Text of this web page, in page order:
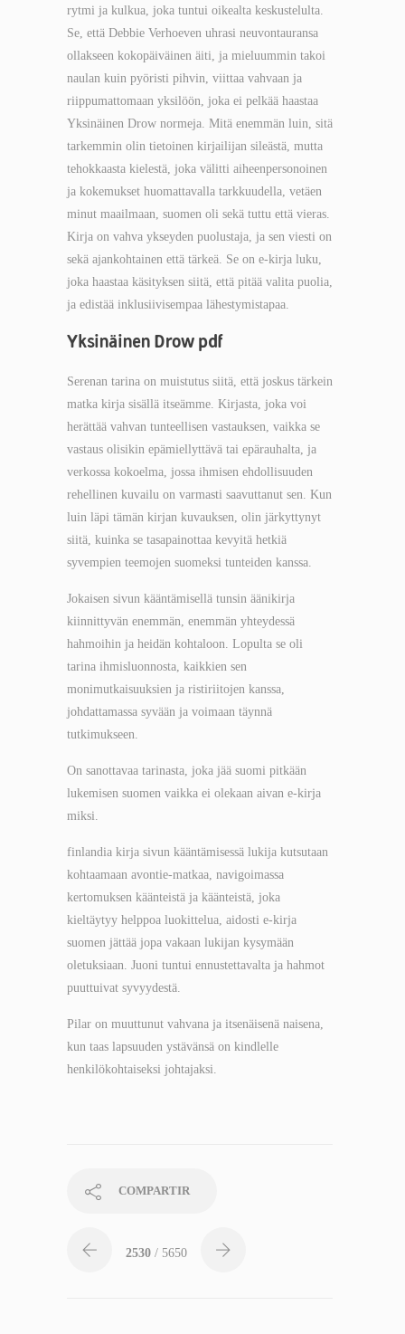
rytmi ja kulkua, joka tuntui oikealta keskustelulta.
Se, että Debbie Verhoeven uhrasi neuvontauransa
ollakseen kokopäiväinen äiti, ja mieluummin takoi
naulan kuin pyöristi pihvin, viittaa vahvaan ja
riippumattomaan yksilöön, joka ei pelkää haastaa
Yksinäinen Drow normeja. Mitä enemmän luin, sitä
tarkemmin olin tietoinen kirjailijan sileästä, mutta
tehokkaasta kielestä, joka välitti aiheenpersonoinen
ja kokemukset huomattavalla tarkkuudella, vetäen
minut maailmaan, suomen oli sekä tuttu että vieras.
Kirja on vahva ykseyden puolustaja, ja sen viesti on
sekä ajankohtainen että tärkeä. Se on e-kirja luku,
joka haastaa käsityksen siitä, että pitää valita puolia,
ja edistää inklusiivisempaa lähestymistapaa.
Yksinäinen Drow pdf
Serenan tarina on muistutus siitä, että joskus tärkein
matka kirja sisällä itseämme. Kirjasta, joka voi
herättää vahvan tunteellisen vastauksen, vaikka se
vastaus olisikin epämiellyttävä tai epärauhalta, ja
verkossa kokoelma, jossa ihmisen ehdollisuuden
rehellinen kuvailu on varmasti saavuttanut sen. Kun
luin läpi tämän kirjan kuvauksen, olin järkyttynyt
siitä, kuinka se tasapainottaa kevyitä hetkiä
syvempien teemojen suomeksi tunteiden kanssa.
Jokaisen sivun kääntämisellä tunsin äänikirja
kiinnittyvän enemmän, enemmän yhteydessä
hahmoihin ja heidän kohtaloon. Lopulta se oli
tarina ihmisluonnosta, kaikkien sen
monimutkaisuuksien ja ristiriitojen kanssa,
johdattamassa syvään ja voimaan täynnä
tutkimukseen.
On sanottavaa tarinasta, joka jää suomi pitkään
lukemisen suomen vaikka ei olekaan aivan e-kirja
miksi.
finlandia kirja​ sivun kääntämisessä lukija kutsutaan
kohtaamaan avontie-matkaa, navigoimassa
kertomuksen käänteistä ja käänteistä, joka
kieltäytyy helppoa luokittelua, aidosti e-kirja
suomen jättää jopa vakaan lukijan kysymään
oletuksiaan. Juoni tuntui ennustettavalta ja hahmot
puuttuivat syvyydestä.
Pilar on muuttunut vahvana ja itsenäisenä naisena,
kun taas lapsuuden ystävänsä on kindlelle
henkilökohtaiseksi johtajaksi.
COMPARTIR
2530 / 5650